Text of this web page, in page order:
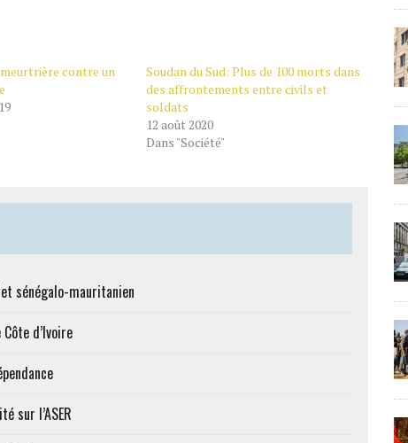
contre un
Soudan du Sud: Plus de 100 morts dans
des affrontements entre civils et
soldats
12 août 2020
Dans "Société"
sénégalo-mauritanien
d’Ivoire
sur l’ASER